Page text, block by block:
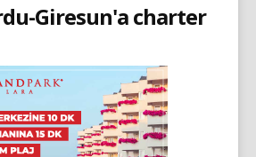
Giresun'a charter